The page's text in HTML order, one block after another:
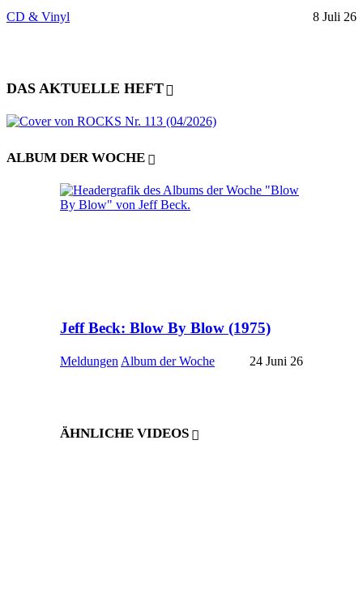
CD & Vinyl 8 Juli 26
DAS AKTUELLE HEFT
ALBUM DER WOCHE
Jeff Beck: Blow By Blow (1975)
Meldungen Album der Woche 24 Juni 26
ÄHNLICHE VIDEOS